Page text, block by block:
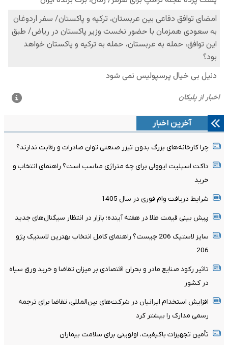
آخرین اخبار
چرا کارخانه‌های بزرگ بدون تیزر صنعتی توان صادرات و رقابت ندارند؟
داکت اسپلیت ایوولی برای چه متراژی مناسب است؟ راهنمای انتخاب و
خرید
شرایط دریافت وام فوری در سال 1405
پیش بینی قیمت طلا در هفته آینده؛ بازار در انتظار سیگنال‌های جدید
سایز لاستیک 206 چیست؟ راهنمای کامل انتخاب بهترین لاستیک پژو
206
تاثیر رکود صنایع مادر و بحران اقتصادی بر میزان تقاضا و خرید ورق سیاه
در کشور
افزایش استخدام ایرانیان در شرکت‌های بین‌المللی، تقاضا برای ترجمه
رسمی مدارک را بیشتر کرد
تأمین تجهیزات باکیفیت، اولویتی برای سلامت بیماران